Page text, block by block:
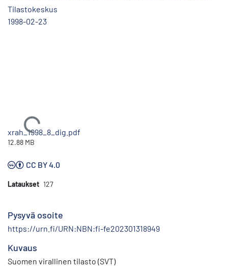
Tilastokeskus
1998-02-23
Ladataan...
xrah_1998_8_dig.pdf
12.88 MB
CC BY 4.0
Lataukset 127
Pysyvä osoite
https://urn.fi/URN:NBN:fi-fe202301318949
Kuvaus
Suomen virallinen tilasto (SVT)